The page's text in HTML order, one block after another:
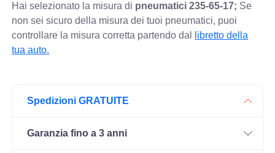
Hai selezionato la misura di pneumatici235-65-17; Se
non sei sicuro della misura dei tuoi pneumatici, puoi
controllare la misura corretta partendo dal
libretto della
tua auto.
Spedizioni GRATUITE
Garanzia fino a 3 anni